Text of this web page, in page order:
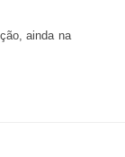
ainda na